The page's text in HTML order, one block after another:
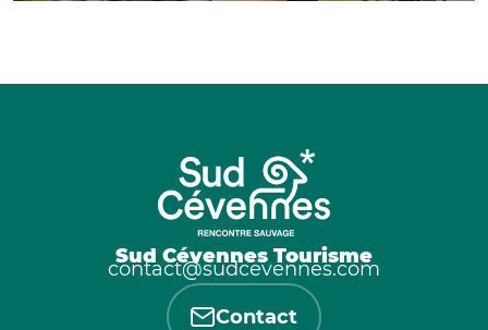
Sud Cévennes Tourisme
contact@sudcevennes.com
Contact